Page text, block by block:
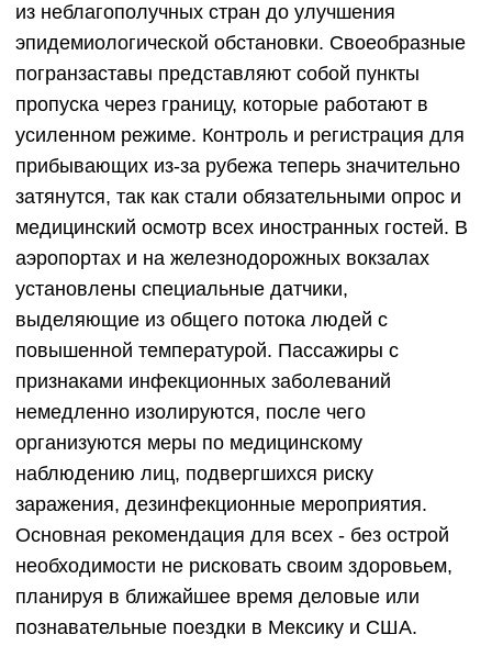
из неблагополучных стран до улучшения
эпидемиологической обстановки. Своеобразные
погранзаставы представляют собой пункты
пропуска через границу, которые работают в
усиленном режиме. Контроль и регистрация для
прибывающих из-за рубежа теперь значительно
затянутся, так как стали обязательными опрос и
медицинский осмотр всех иностранных гостей. В
аэропортах и на железнодорожных вокзалах
установлены специальные датчики,
выделяющие из общего потока людей с
повышенной температурой. Пассажиры с
признаками инфекционных заболеваний
немедленно изолируются, после чего
организуются меры по медицинскому
наблюдению лиц, подвергшихся риску
заражения, дезинфекционные мероприятия.
Основная рекомендация для всех - без острой
необходимости не рисковать своим здоровьем,
планируя в ближайшее время деловые или
познавательные поездки в Мексику и США.